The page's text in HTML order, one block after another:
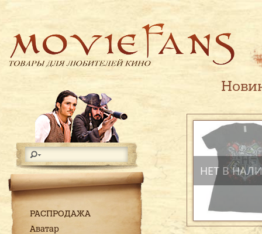
РАСПРОДАЖА
Аватар
НЕТ В